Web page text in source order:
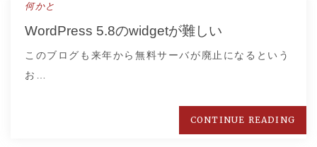
何かと
WordPress 5.8のwidgetが難しい
このブログも来年から無料サーバが廃止になるという
お…
CONTINUE READING